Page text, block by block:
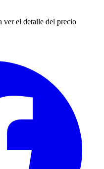
ver el detalle del precio